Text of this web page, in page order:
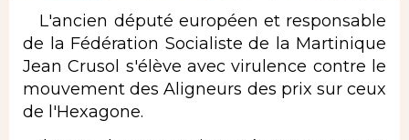
L'ancien député européen et responsable
de la Fédération Socialiste de la Martinique
Jean Crusol s'élève avec virulence contre le
mouvement des Aligneurs des prix sur ceux
de l'Hexagone.